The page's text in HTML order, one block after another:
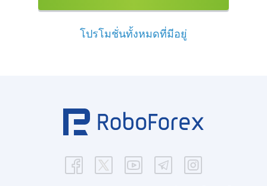
โปรโมชั่นทั้งหมดที่มีอยู่